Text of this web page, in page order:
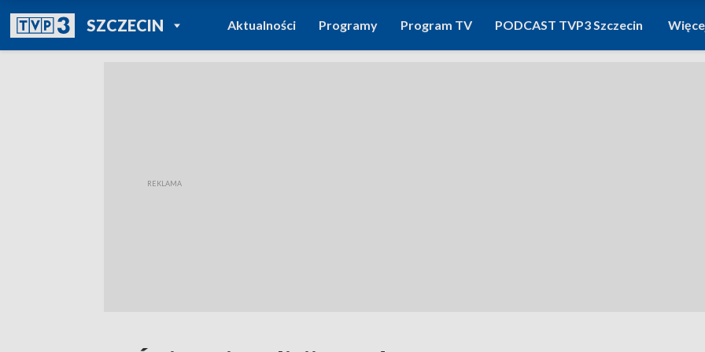
SZCZECINPOWRÓT DO
TVP REGIONY
Aktualności Programy Program TV PODCAST TVP3 Szczecin